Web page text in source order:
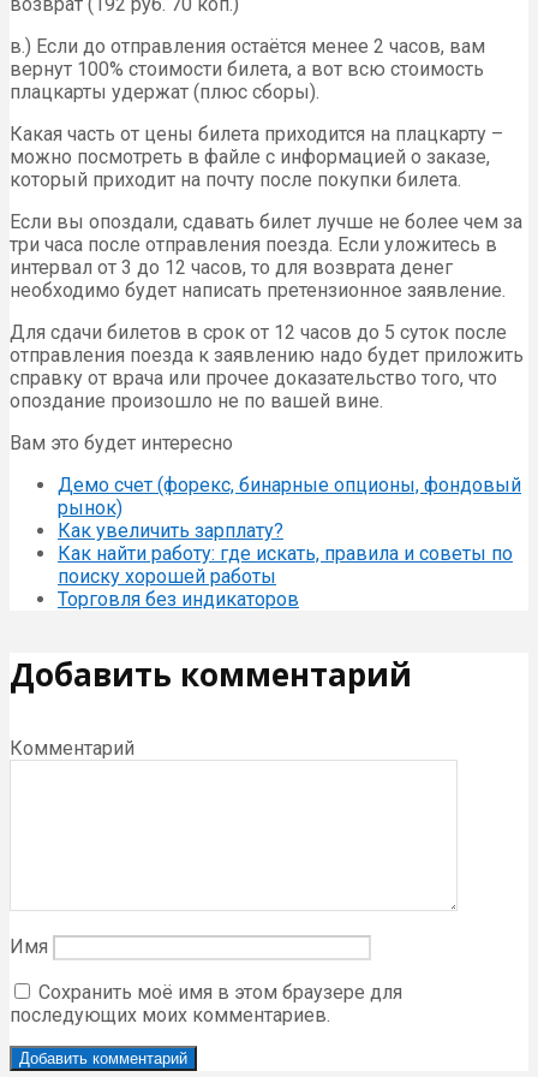
в.) Если до отправления остаётся менее 2 часов, вам
вернут 100% стоимости билета, а вот всю стоимость
плацкарты удержат (плюс сборы).
Какая часть от цены билета приходится на плацкарту –
можно посмотреть в файле с информацией о заказе,
который приходит на почту после покупки билета.
Если вы опоздали, сдавать билет лучше не более чем за
три часа после отправления поезда. Если уложитесь в
интервал от 3 до 12 часов, то для возврата денег
необходимо будет написать претензионное заявление.
Для сдачи билетов в срок от 12 часов до 5 суток после
отправления поезда к заявлению надо будет приложить
справку от врача или прочее доказательство того, что
опоздание произошло не по вашей вине.
Вам это будет интересно
Демо счет (форекс, бинарные опционы, фондовый
рынок)
Как увеличить зарплату?
Как найти работу: где искать, правила и советы по
поиску хорошей работы
Торговля без индикаторов
Добавить комментарий
Комментарий
Имя
Сохранить моё имя в этом браузере для
последующих моих комментариев.